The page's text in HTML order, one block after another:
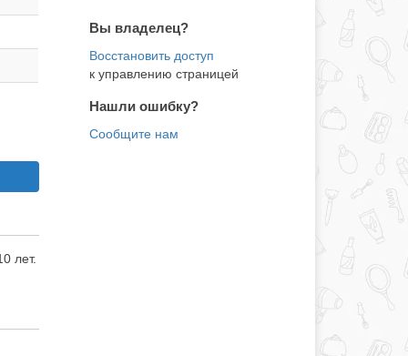
лет.
Вы владелец?
к управлению страницей
Нашли ошибку?